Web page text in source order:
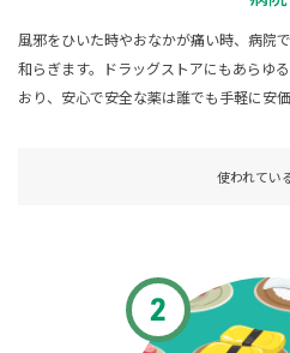
風邪をひいた時やおなかが痛い時、病院
和らぎます。ドラッグストアにもあらゆ
おり、安心で安全な薬は誰でも手軽に安
使われてい